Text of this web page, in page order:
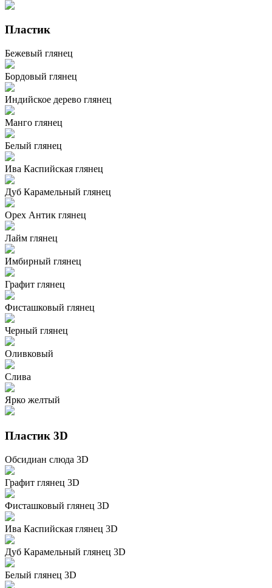
Пластик
Бежевый глянец
Бордовый глянец
Индийское дерево глянец
Манго глянец
Белый глянец
Ива Каспийская глянец
Дуб Карамельный глянец
Орех Антик глянец
Лайм глянец
Имбирный глянец
Графит глянец
Фисташковый глянец
Черный глянец
Оливковый
Слива
Ярко желтый
Пластик 3D
Обсидиан слюда 3D
Графит глянец 3D
Фисташковый глянец 3D
Ива Каспийская глянец 3D
Дуб Карамельный глянец 3D
Белый глянец 3D